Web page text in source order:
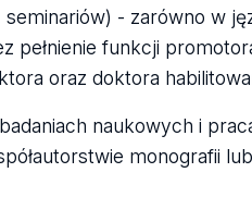
- zarówno w
pełnienie funkcji
oraz doktora
naukowych i
monografii